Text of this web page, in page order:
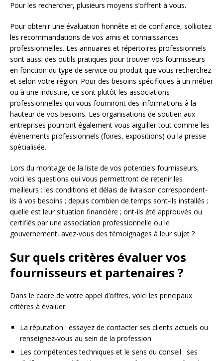
Pour les rechercher, plusieurs moyens s’offrent à vous.
Pour obtenir une évaluation honnête et de confiance, sollicitez
les recommandations de vos amis et connaissances
professionnelles. Les annuaires et répertoires professionnels
sont aussi des outils pratiques pour trouver vos fournisseurs
en fonction du type de service ou produit que vous recherchez
et selon votre région. Pour des besoins spécifiques à un métier
ou à une industrie, ce sont plutôt les associations
professionnelles qui vous fourniront des informations à la
hauteur de vos besoins. Les organisations de soutien aux
entreprises pourront également vous aiguiller tout comme les
évènements professionnels (foires, expositions) ou la presse
spécialisée.
Lors du montage de la liste de vos potentiels fournisseurs,
voici les questions qui vous permettront de retenir les
meilleurs : les conditions et délais de livraison correspondent-
ils à vos besoins ; depuis combien de temps sont-ils installés ;
quelle est leur situation financière ; ont-ils été approuvés ou
certifiés par une association professionnelle ou le
gouvernement, avez-vous des témoignages à leur sujet ?
Sur quels critères évaluer vos
fournisseurs et partenaires ?
Dans le cadre de votre appel d’offres, voici les principaux
critères à évaluer:
La réputation : essayez de contacter ses clients actuels ou
renseignez-vous au sein de la profession.
Les compétences techniques et le sens du conseil : ses